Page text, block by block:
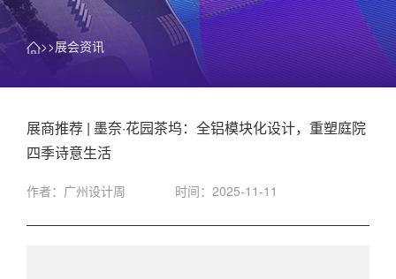
>>展会资讯
展商推荐 | 墨奈·花园茶坞：全铝模块化设计，重塑庭院
四季诗意生活
作者：广州设计周 时间：2025-11-11